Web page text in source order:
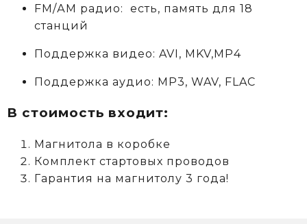
FM/АM радио: есть, память для 18
станций
Поддержка видео: AVI, MKV,MP4
Поддержка аудио: MP3, WAV, FLAC
В стоимость входит:
Магнитола в коробке
Комплект стартовых проводов
Гарантия на магнитолу 3 года!